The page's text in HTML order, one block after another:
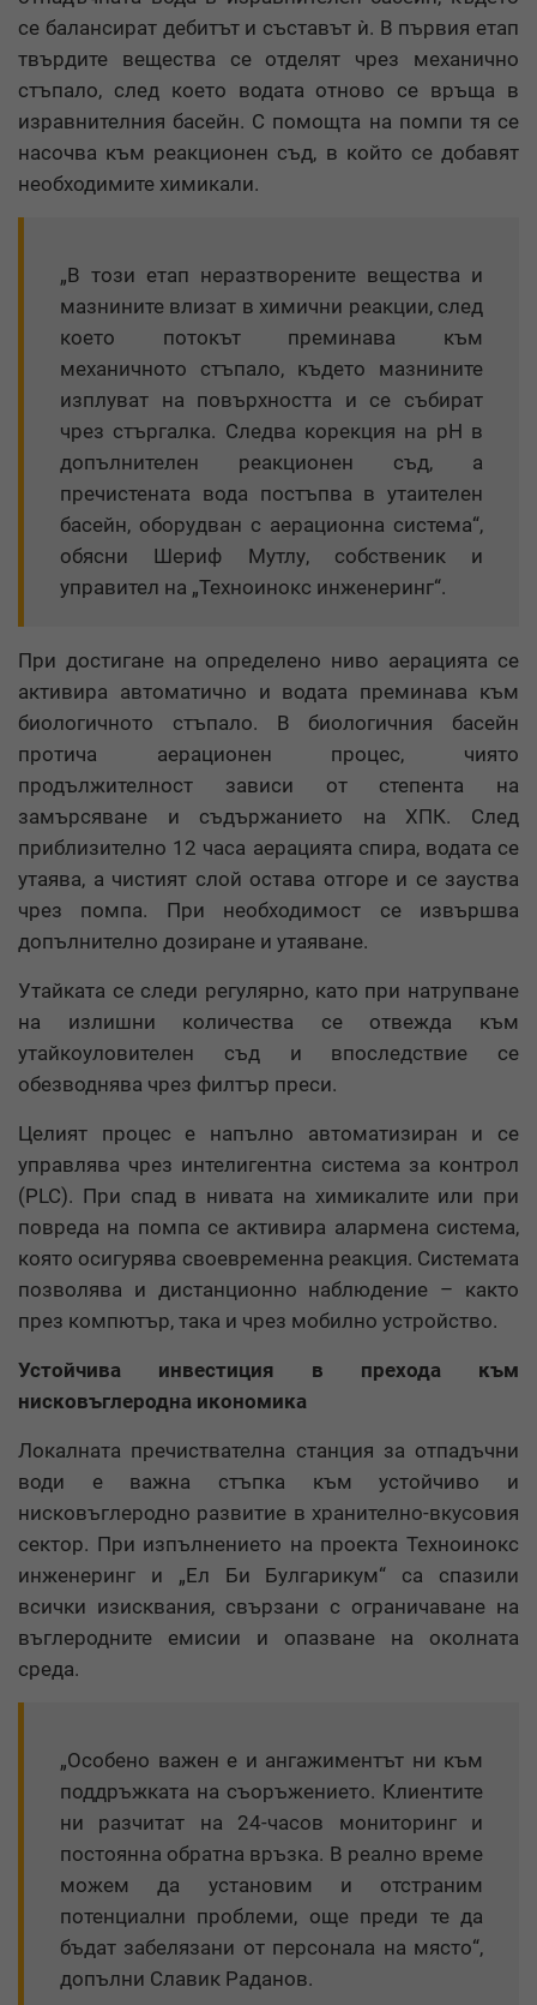
се балансират дебитът и съставът ѝ. В първия етап
твърдите вещества се отделят чрез механично
стъпало, след което водата отново се връща в
изравнителния басейн. С помощта на помпи тя се
насочва към реакционен съд, в който се добавят
необходимите химикали.
„В този етап неразтворените вещества и
мазнините влизат в химични реакции, след
което потокът преминава към
механичното стъпало, където мазнините
изплуват на повърхността и се събират
чрез стъргалка. Следва корекция на pH в
допълнителен реакционен съд, а
пречистената вода постъпва в утаителен
басейн, оборудван с аерационна система“,
обясни Шериф Мутлу, собственик и
управител на „Техноинокс инженеринг“.
При достигане на определено ниво аерацията се
активира автоматично и водата преминава към
биологичното стъпало. В биологичния басейн
протича аерационен процес, чиято
продължителност зависи от степента на
замърсяване и съдържанието на ХПК. След
приблизително 12 часа аерацията спира, водата се
утаява, а чистият слой остава отгоре и се зауства
чрез помпа. При необходимост се извършва
допълнително дозиране и утаяване.
Утайката се следи регулярно, като при натрупване
на излишни количества се отвежда към
утайкоуловителен съд и впоследствие се
обезводнява чрез филтър преси.
Целият процес е напълно автоматизиран и се
управлява чрез интелигентна система за контрол
(PLC). При спад в нивата на химикалите или при
повреда на помпа се активира алармена система,
която осигурява своевременна реакция. Системата
позволява и дистанционно наблюдение – както
през компютър, така и чрез мобилно устройство.
Устойчива инвестиция в прехода към
нисковъглеродна икономика
Локалната пречиствателна станция за отпадъчни
води е важна стъпка към устойчиво и
нисковъглеродно развитие в хранително-вкусовия
сектор. При изпълнението на проекта Техноинокс
инженеринг и „Ел Би Булгарикум“ са спазили
всички изисквания, свързани с ограничаване на
въглеродните емисии и опазване на околната
среда.
„Особено важен е и ангажиментът ни към
поддръжката на съоръжението. Клиентите
ни разчитат на 24-часов мониторинг и
постоянна обратна връзка. В реално време
можем да установим и отстраним
потенциални проблеми, още преди те да
бъдат забелязани от персонала на място“,
допълни Славик Раданов.